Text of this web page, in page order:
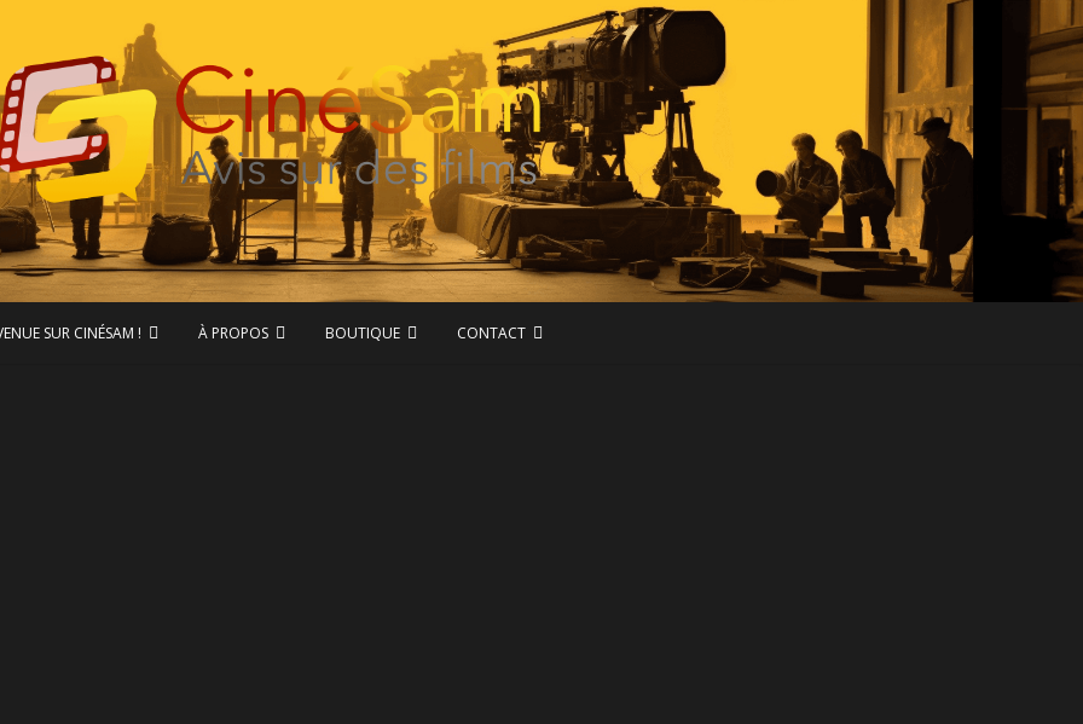
de données CinéSam
SUR CINÉSAM ! À PROPOS BOUTIQUE CONTACT